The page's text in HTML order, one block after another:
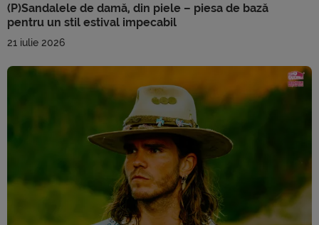
(P)Sandalele de damă, din piele – piesa de bază
pentru un stil estival impecabil
21 iulie 2026